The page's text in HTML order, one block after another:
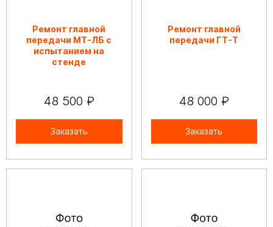
Ремонт главной
передачи МТ-ЛБ с
испытанием на
стенде
48 500 ₽
Заказать
Ремонт главной
передачи ГТ-Т
48 000 ₽
Заказать